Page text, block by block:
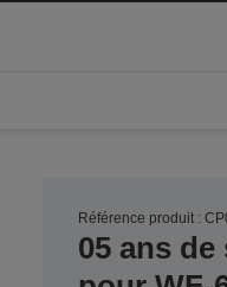
Référence produit :
05 ans